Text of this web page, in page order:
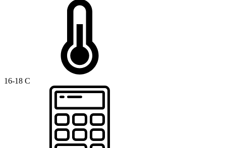
16-18 C